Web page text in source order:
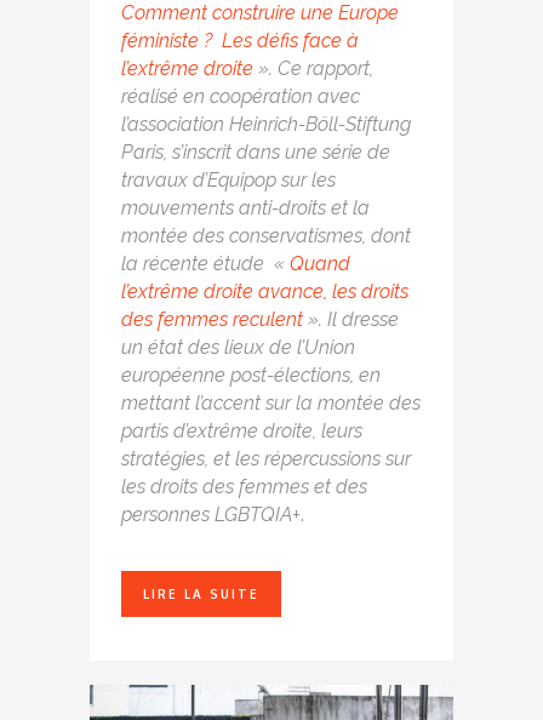
Comment construire une Europe
féministe ? Les défis face à
l’extrême droite ». Ce rapport,
réalisé en coopération avec
l’association Heinrich-Böll-Stiftung
Paris, s’inscrit dans une série de
travaux d’Equipop sur les
mouvements anti-droits et la
montée des conservatismes, dont
la récente étude « Quand
l’extrême droite avance, les droits
des femmes reculent ». Il dresse
un état des lieux de l’Union
européenne post-élections, en
mettant l’accent sur la montée des
partis d’extrême droite, leurs
stratégies, et les répercussions sur
les droits des femmes et des
personnes LGBTQIA+.
LIRE LA SUITE